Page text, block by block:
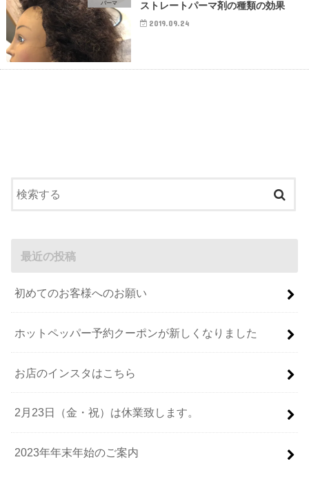
パーマ ストレートパーマ剤の種類の効果
2019.09.24
最近の投稿
初めてのお客様へのお願い
ホットペッパー予約クーポンが新しくなりました
お店のインスタはこちら
2月23日（金・祝）は休業致します。
2023年年末年始のご案内